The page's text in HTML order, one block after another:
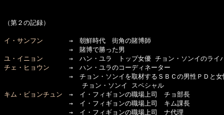
（第２の記録）
イ・サンフン →　朝鮮時代　街角の賭博師
ユ・イニョン
チェ・ヒョウン →　ハン・ユラのコーディネーター
→　チョン・ソンイを取材するＳＢＣの男性ＰＤと女
キム・ビョンチュン →　イ・フィギョンの職場上司　チョ部長
→　イ・フィギョンの職場上司　キム課長
→　イ・フィギョンの職場上司　ナ代理